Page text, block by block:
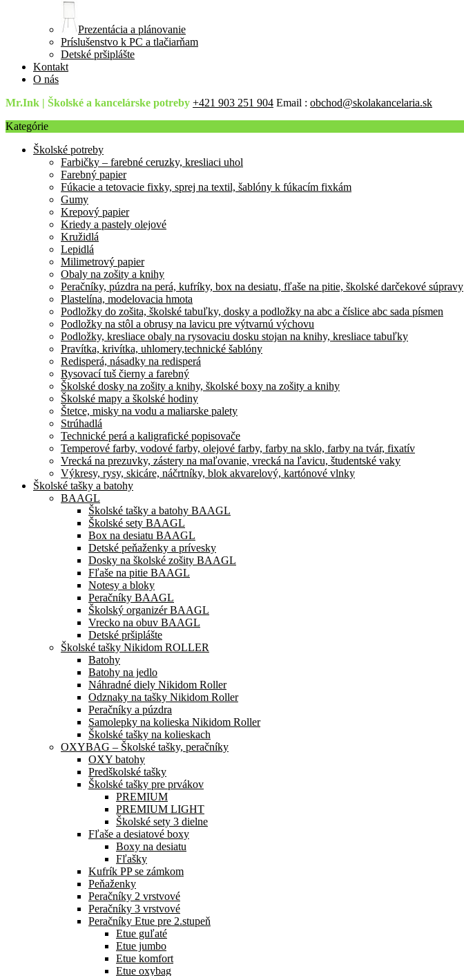
Prezentácia a plánovanie
Príslušenstvo k PC a tlačiarňam
Detské pršiplášte
Kontakt
O nás
Mr.Ink | Školské a kancelárske potreby +421 903 251 904 Email : obchod@skolakancelaria.sk
Kategórie
Školské potreby
Farbičky – farebné ceruzky, kresliaci uhol
Farebný papier
Fúkacie a tetovacie fixky, sprej na textil, šablóny k fúkacím fixkám
Gumy
Krepový papier
Kriedy a pastely olejové
Kružidlá
Lepidlá
Milimetrový papier
Obaly na zošity a knihy
Peračníky, púzdra na perá, kufríky, box na desiatu, fľaše na pitie, školské darčekové súpravy
Plastelína, modelovacia hmota
Podložky do zošita, školské tabuľky, dosky a podložky na abc a číslice abc sada písmen
Podložky na stôl a obrusy na lavicu pre výtvarnú výchovu
Podložky, kresliace obaly na rysovaciu dosku stojan na knihy, kresliace tabuľky
Pravítka, krivítka, uhlomery,technické šablóny
Redisperá, násadky na redisperá
Rysovací tuš čierny a farebný
Školské dosky na zošity a knihy, školské boxy na zošity a knihy
Školské mapy a školské hodiny
Štetce, misky na vodu a maliarske palety
Strúhadlá
Technické perá a kaligrafické popisovače
Temperové farby, vodové farby, olejové farby, farby na sklo, farby na tvár, fixatív
Vrecká na prezuvky, zástery na maľovanie, vrecká na ľavicu, študentské vaky
Výkresy, rysy, skicáre, náčrtníky, blok akvarelový, kartónové vlnky
Školské tašky a batohy
BAAGL
Školské tašky a batohy BAAGL
Školské sety BAAGL
Box na desiatu BAAGL
Detské peňaženky a prívesky
Dosky na školské zošity BAAGL
Fľaše na pitie BAAGL
Notesy a bloky
Peračníky BAAGL
Školský organizér BAAGL
Vrecko na obuv BAAGL
Detské pršiplášte
Školské tašky Nikidom ROLLER
Batohy
Batohy na jedlo
Náhradné diely Nikidom Roller
Odznaky na tašky Nikidom Roller
Peračníky a púzdra
Samolepky na kolieska Nikidom Roller
Školské tašky na kolieskach
OXYBAG – Školské tašky, peračníky
OXY batohy
Predškolské tašky
Školské tašky pre prvákov
PREMIUM
PREMIUM LIGHT
Školské sety 3 dielne
Fľaše a desiatové boxy
Boxy na desiatu
Fľašky
Kufrík PP se zámkom
Peňaženky
Peračníky 2 vrstvové
Peračníky 3 vrstvové
Peračníky Etue pre 2.stupeň
Etue guľaté
Etue jumbo
Etue komfort
Etue oxybag